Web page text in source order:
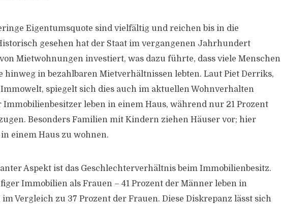
Eigentumsquote sind vielfältig und reichen bis in die
gesehen hat der Staat im vergangenen Jahrhundert
Mietwohnungen investiert, was dazu führte, dass viele Menschen
hinweg in bezahlbaren Mietverhältnissen lebten. Laut Piet Derriks,
spiegelt sich dies auch im aktuellen Wohnverhalten
Immobilienbesitzer leben in einem Haus, während nur 21 Prozent
Besonders Familien mit Kindern ziehen Häuser vor; hier
einem Haus zu wohnen.
Aspekt ist das Geschlechterverhältnis beim Immobilienbesitz.
Immobilien als Frauen – 41 Prozent der Männer leben in
Vergleich zu 37 Prozent der Frauen. Diese Diskrepanz lässt sich